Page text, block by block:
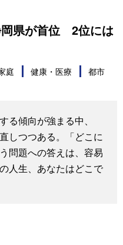
県が首位 2位には
庭 健康・医療
都市
る傾向が強まる中、
しつつある。「どこに
問題への答えは、容易
人生、あなたはどこで